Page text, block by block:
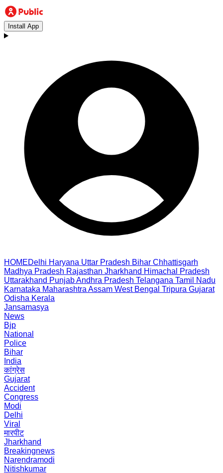
Install App
HOMEDelhi Haryana Uttar Pradesh Bihar Chhattisgarh
Madhya Pradesh Rajasthan Jharkhand Himachal Pradesh
Uttarakhand PunjabAndhra Pradesh Telangana Tamil Nadu
Karnataka Maharashtra Assam West Bengal Tripura Gujarat
Odisha Kerala
Jansamasya
News
Bjp
National
Police
Bihar
India
कांग्रेस
Gujarat
Accident
Congress
Modi
Delhi
Viral
मारपीट
Jharkhand
Breakingnews
Narendramodi
Nitishkumar